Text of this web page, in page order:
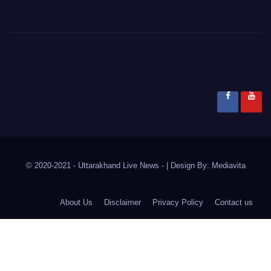
© 2020-2021 - Uttarakhand Live News - Design By: Mediavita
About Us Disclaimer Privacy Policy Contact us